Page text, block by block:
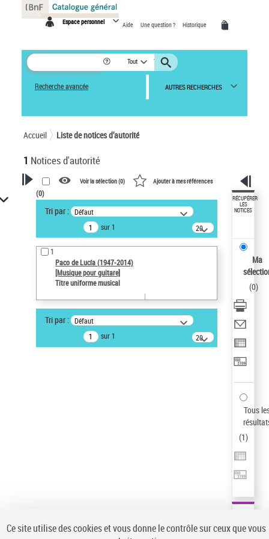
Espace personnel Aide Une question ? Historique
Tout
Recherche avancée AUTRES RECHERCHES
Accueil Liste de notices d’autorité
1 Notices d'autorité
VOTRE RECHERCHE
Recherche avancée dans les
notices d’autorité
Œuvres liées à l'auteur :
Paco de Lucía (1947-2014)
Type de notice d'autorité
Type de notice d'autorité
Voir la sélection (0) Ajouter à mes références
(0)
Tri par : Défaut
sur 1
20
résultats/page
1
Paco de Lucía (1947-2014)
[Musique pour guitare]
Titre uniforme musical
Tri par : Défaut
sur 1
20
résultats/page
RÉCUPÉRER
LES
NOTICES
Ma
(0)
Tous
(1)
Panneau de gestion des cookies
Ce site utilise des cookies et vous donne le contrôle sur ceux que vous